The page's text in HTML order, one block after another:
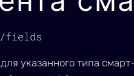
fields
указанного типа